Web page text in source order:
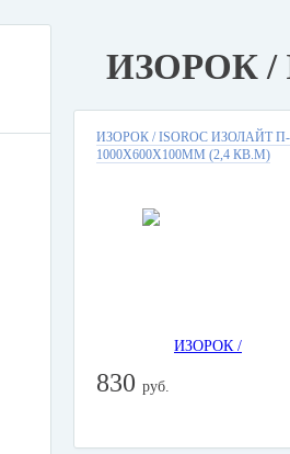
ИЗОРОК /
ИЗОРОК / ISOROC ИЗОЛАЙТ П-
1000Х600Х100ММ (2,4 КВ.М)
830 руб.